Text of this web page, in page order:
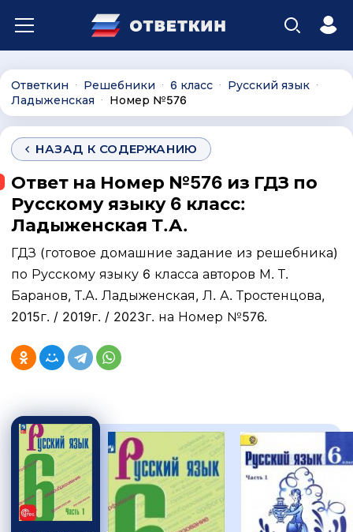
Ответкин ∙ Решебники ∙ 6 класс ∙ Русский язык ∙
Ладыженская ∙ Номер №576
НАЗАД К СОДЕРЖАНИЮ
Ответ на Номер №576 из ГДЗ по
Русскому языку 6 класс:
Ладыженская Т.А.
ГДЗ (готовое домашние задание из решебника)
по Русскому языку 6 класса авторов М. Т.
Баранов, Т.А. Ладыженская, Л. А. Тростенцова,
2015г. / 2019г. / 2023г. на Номер №576.